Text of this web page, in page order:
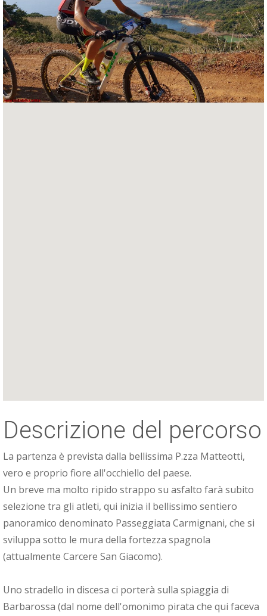
Descrizione del percorso
La partenza è prevista dalla bellissima P.zza Matteotti,
vero e proprio fiore all'occhiello del paese.
Un breve ma molto ripido strappo su asfalto farà subito
selezione tra gli atleti, qui inizia il bellissimo sentiero
panoramico denominato Passeggiata Carmignani, che si
sviluppa sotto le mura della fortezza spagnola
(attualmente Carcere San Giacomo).
Uno stradello in discesa ci porterà sulla spiaggia di
Barbarossa (dal nome dell'omonimo pirata che qui faceva